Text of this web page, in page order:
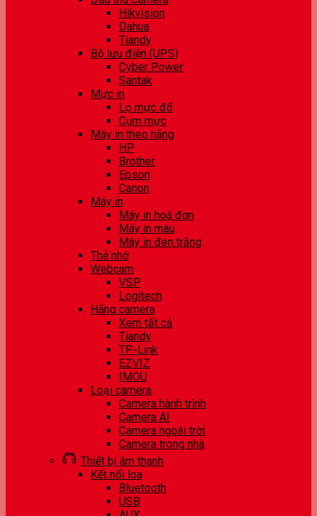
Hikvision
Dahua
Tiandy
Bộ lưu điện (UPS)
Cyber Power
Santak
Mực in
Lọ mực đổ
Cụm mực
Máy in theo hãng
HP
Brother
Epson
Canon
Máy in
Máy in hoá đơn
Máy in màu
Máy in đen trắng
Thẻ nhớ
Webcam
VSP
Logitech
Hãng camera
Xem tất cả
Tiandy
TP-Link
EZVIZ
IMOU
Loại camera
Camera hành trình
Camera AI
Camera ngoài trời
Camera trong nhà
Thiết bị âm thanh
Kết nối loa
Bluetooth
USB